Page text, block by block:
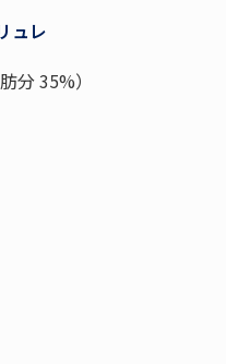
ュレ
35%）